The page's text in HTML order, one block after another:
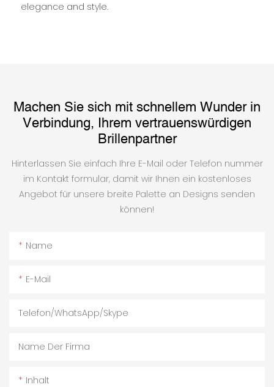
elegance and style.
Machen Sie sich mit schnellem Wunder in
Verbindung, Ihrem vertrauenswürdigen
Brillenpartner
Hinterlassen Sie einfach Ihre E-Mail oder Telefon nummer
im Kontakt formular, damit wir Ihnen ein kostenloses
Angebot für unsere breite Palette an Designs senden
können!
Name
E-Mail
Telefon/WhatsApp/Skype
Name Der Firma
Inhalt